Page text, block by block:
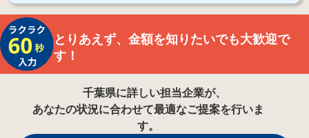
とりあえず、金額を知りたいでも大歓迎で
す！
千葉県に詳しい担当企業が、
あなたの状況に合わせて最適なご提案を行いま
す。